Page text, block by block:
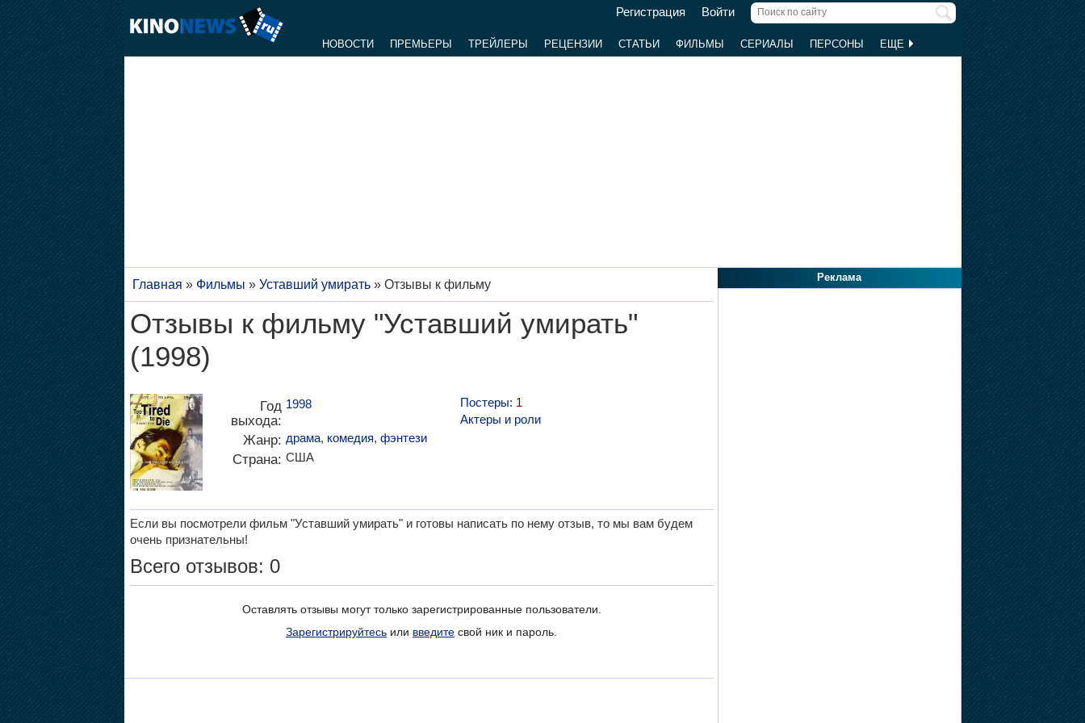
Регистрация Войти
НОВОСТИ ПРЕМЬЕРЫ ТРЕЙЛЕРЫ РЕЦЕНЗИИ СТАТЬИ ФИЛЬМЫ СЕРИАЛЫ ПЕРСОНЫ ЕЩЕ
Главная » Фильмы » Уставший умирать» Отзывы к фильму
Отзывы к фильму "Уставший умирать"
(1998)
Год
выхода:
1998
Жанр: драма, комедия, фэнтези
Страна: США
Постеры: 1
Актеры и роли
Если вы посмотрели фильм "Уставший умирать" и готовы написать по нему отзыв, то мы вам будем
очень признательны!
Всего отзывов: 0
Оставлять отзывы могут только зарегистрированные пользователи.
Зарегистрируйтесь или введите свой ник и пароль.
Реклама